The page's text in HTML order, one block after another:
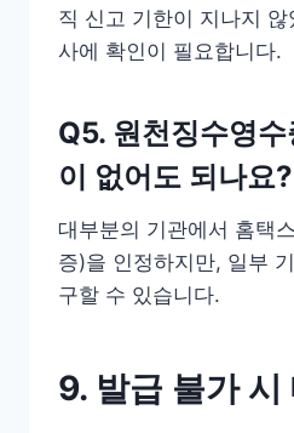
직 신고 기한이 지나지
사에 확인이 필요합니다.
Q5. 원천징수영
이 없어도 되나요?
대부분의 기관에서 홈택
증)을 인정하지만, 일부
구할 수 있습니다.
9. 발급 불가 시